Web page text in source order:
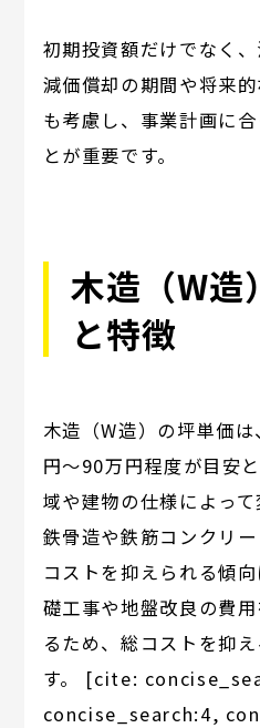
初期投資額だけでなく
減価償却の期間や将来
も考慮し、事業計画に
とが重要です。
木造（W造
と特徴
木造（W造）の坪単価
円～90万円程度が目安
域や建物の仕様によって
鉄骨造や鉄筋コンクリ
コストを抑えられる傾
礎工事や地盤改良の費
るため、総コストを抑
す。 [cite:
concise_search:4,